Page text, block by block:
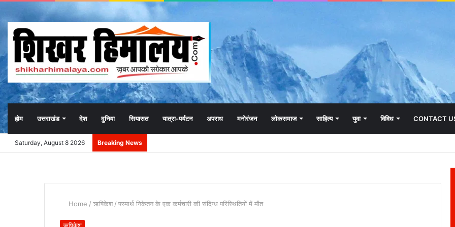
होम उत्तराखंड देश दुनिया सियासत यात्रा-पर्यटन अपराध मनोरंजन लोकसमाज साहित्य युवा विविध CONTACT
Saturday, August 8 2026 Breaking News
Home / ऋषिकेश / परमार्थ निकेतन के एक कर्मचारी की संदिग्ध परिस्थितियों में मौत
ऋषिकेश